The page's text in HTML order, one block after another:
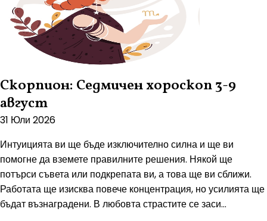
Скорпион: Седмичен хороскоп 3-9
август
31 Юли 2026
Интуицията ви ще бъде изключително силна и ще ви
помогне да вземете правилните решения. Някой ще
потърси съвета или подкрепата ви, а това ще ви сближи.
Работата ще изисква повече концентрация, но усилията ще
бъдат възнаградени. В любовта страстите се заси...